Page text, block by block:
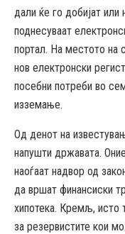
дали ќе го добијат
поднесуваат
портал. На местото на
нов електронски
посебни потреби во
изземање.
Од денот на
напушти државата.
наоѓаат надвор од
да вршат финансиски
хипотека. Кремљ, исто
за резервистите кои